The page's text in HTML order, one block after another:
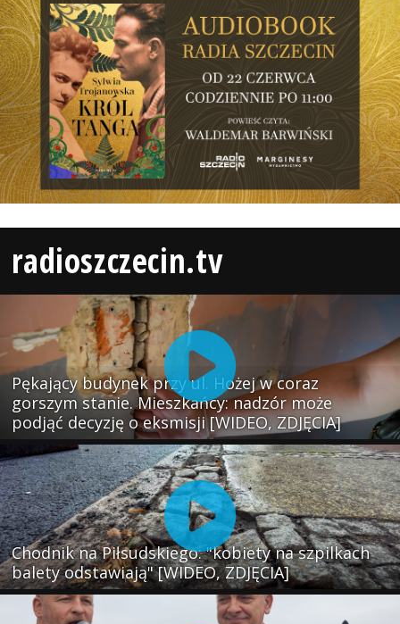
radioszczecin.tv
Pękający budynek przy ul. Hożej w coraz
gorszym stanie. Mieszkańcy: nadzór może
podjąć decyzję o eksmisji [WIDEO, ZDJĘCIA]
Chodnik na Piłsudskiego: "kobiety na szpilkach
balety odstawiają" [WIDEO, ZDJĘCIA]